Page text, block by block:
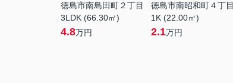
徳島市南島田町２丁目
3LDK (66.30㎡)
4.8万円
徳島市南昭和町４丁目
1K (22.00㎡)
2.1万円